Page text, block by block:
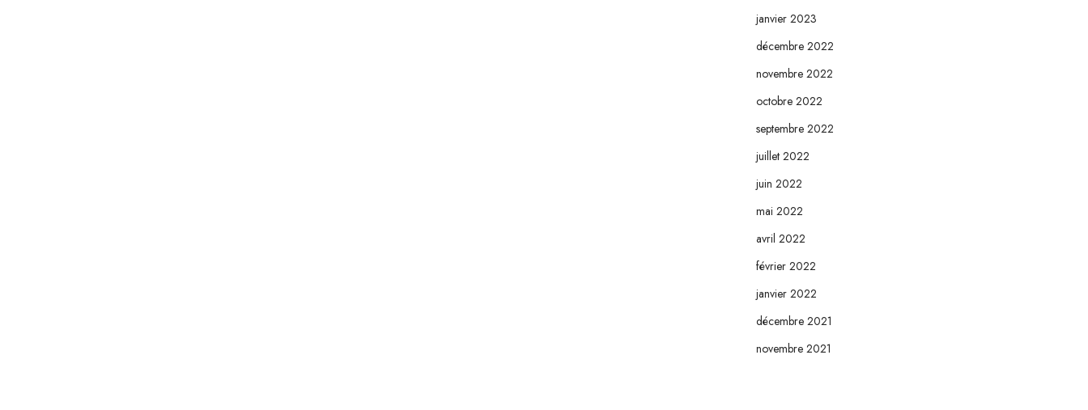
janvier 2023
décembre 2022
novembre 2022
octobre 2022
septembre 2022
juillet 2022
juin 2022
mai 2022
avril 2022
février 2022
janvier 2022
décembre 2021
novembre 2021